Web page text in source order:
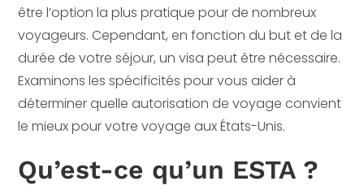
être l’option la plus pratique pour de nombreux
voyageurs. Cependant, en fonction du but et de la
durée de votre séjour, un visa peut être nécessaire.
Examinons les spécificités pour vous aider à
déterminer quelle autorisation de voyage convient
le mieux pour votre voyage aux États-Unis.
Qu’est-ce qu’un ESTA ?